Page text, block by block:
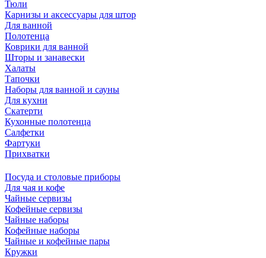
Тюли
Карнизы и аксессуары для штор
Для ванной
Полотенца
Коврики для ванной
Шторы и занавески
Халаты
Тапочки
Наборы для ванной и сауны
Для кухни
Скатерти
Кухонные полотенца
Салфетки
Фартуки
Прихватки
Посуда и столовые приборы
Для чая и кофе
Чайные сервизы
Кофейные сервизы
Чайные наборы
Кофейные наборы
Чайные и кофейные пары
Кружки